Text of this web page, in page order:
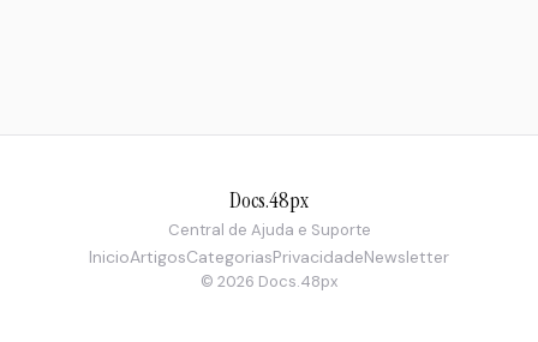
Docs.48px
Central de Ajuda e Suporte
InicioArtigosCategoriasPrivacidadeNewsletter
© 2026 Docs.48px